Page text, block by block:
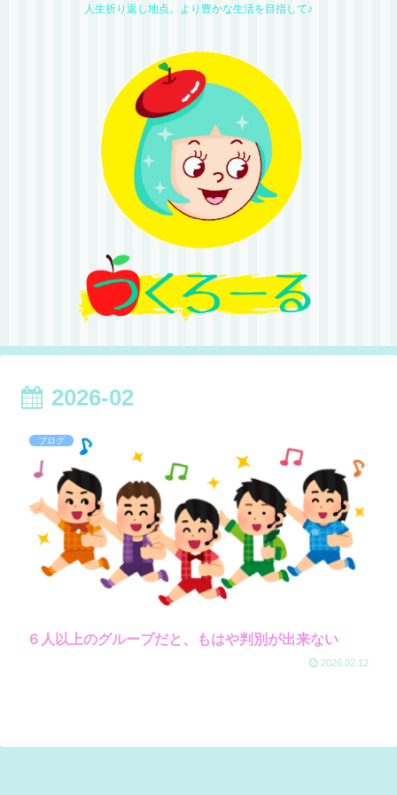
人生折り返し地点。より豊かな生活を目指して♪
2026-02
ブログ
６人以上のグループだと、もはや判別が出来ない
2026.02.12